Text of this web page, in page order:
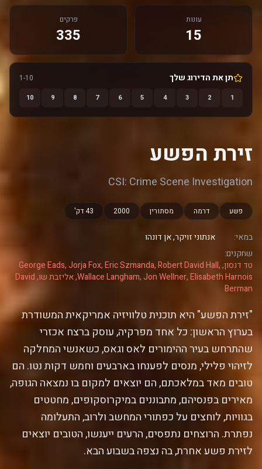
עונות
15
פרקים
335
תן את הדירוג שלך 1-10
1
2
3
4
5
6
7
8
9
10
זירת הפשע
CSI: Crime Scene Investigation
פשע דרמה מסתורין 2000 43 דק'
במאי:
אנתוני זויקר, אן דונהו
שחקנים:
טד דנסון, George Eads, Jorja Fox, Eric Szmanda, Robert David Hall,
Wallace Langham, Jon Wellner, Elisabeth Harnois, אליזבת שו, David
Berman
"זירת הפשע" היא תוכנית טלוויזיה אמריקאית המשודרת
בערוץ הראשון: כל אחד מפרקיה, עוסק ברצח אכזרי
שהתרחש בעיר ההימורים לאס וגאס, כשאנשי המחלקה
לזיהוי פלילי, מנסים לפענחו בארבעים וחמש דקות נטו. הם
טובים מאד במלאכתם, הם יוצאים למקום בו נמצאה הגופה,
מאירים בפנסיהם, מתבוננים במיקרוסקופים, מחטטים
בגוויות, לוחצים על כפתורי המחשב ולרוב, התעלומה
נפתרת. הרוצחים נתפסים, הרעים ייענשו, הטובים יוצאים
לזירת פשע אחרת, בה נצפה בשבוע הבא.